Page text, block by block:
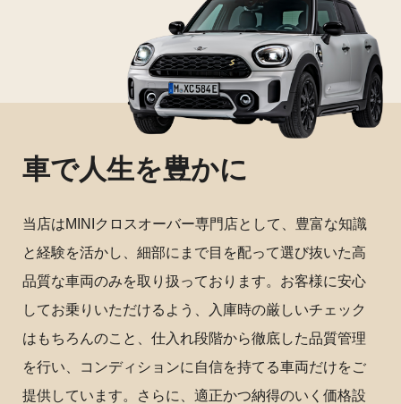
車で人生を豊かに
当店はMINIクロスオーバー専門店として、豊富な知識
と経験を活かし、細部にまで目を配って選び抜いた高
品質な車両のみを取り扱っております。お客様に安心
してお乗りいただけるよう、入庫時の厳しいチェック
はもちろんのこと、仕入れ段階から徹底した品質管理
を行い、コンディションに自信を持てる車両だけをご
提供しています。さらに、適正かつ納得のいく価格設